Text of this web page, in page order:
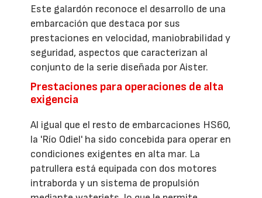
Este galardón reconoce el desarrollo de una
embarcación que destaca por sus
prestaciones en velocidad, maniobrabilidad y
seguridad, aspectos que caracterizan al
conjunto de la serie diseñada por Aister.
Prestaciones para operaciones de alta
exigencia
Al igual que el resto de embarcaciones HS60,
la 'Río Odiel' ha sido concebida para operar en
condiciones exigentes en alta mar. La
patrullera está equipada con dos motores
intraborda y un sistema de propulsión